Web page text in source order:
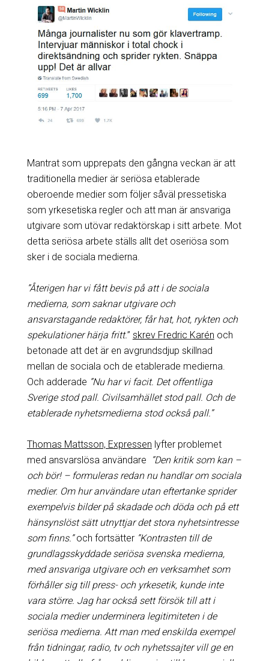
Mantrat som upprepats den gångna veckan är att
traditionella medier är seriösa etablerade
oberoende medier som följer såväl pressetiska
som yrkesetiska regler och att man är ansvariga
utgivare som utövar redaktörskap i sitt arbete. Mot
detta seriösa arbete ställs allt det oseriösa som
sker i de sociala medierna.
”Återigen har vi fått bevis på att i de sociala
medierna, som saknar utgivare och
ansvarstagande redaktörer, får hat, hot, rykten och
spekulationer härja fritt.” skrev Fredric Karén och
betonade att det är en avgrundsdjup skillnad
mellan de sociala och de etablerade medierna.
Och adderade ”Nu har vi facit. Det offentliga
Sverige stod pall. Civilsamhället stod pall. Och de
etablerade nyhetsmedierna stod också pall.”
Thomas Mattsson, Expressen lyfter problemet
med ansvarslösa användare
”Den kritik som kan –
och bör! – formuleras redan nu handlar om sociala
medier. Om hur användare utan eftertanke sprider
exempelvis bilder på skadade och döda och på ett
hänsynslöst sätt utnyttjar det stora nyhetsintresse
som finns.”och fortsätter ”Kontrasten till de
grundlagsskyddade seriösa svenska medierna,
med ansvariga utgivare och en verksamhet som
förhåller sig till press- och yrkesetik, kunde inte
vara större. Jag har också sett försök till att i
sociala medier underminera legitimiteten i de
seriösa medierna. Att man med enskilda exempel
från tidningar, radio, tv och nyhetssajter vill ge en